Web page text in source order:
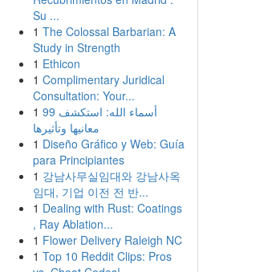
Su ...
1 The Colossal Barbarian: A
Study in Strength
1 Ethicon
1 Complimentary Juridical
Consultation: Your...
1 99 أسماء الله: استكشف
معانيها وتأثيرها
1 Diseño Gráfico y Web: Guía
para Principiantes
1 강남사무실임대와 강남사옥
임대, 기업 이전 전 반...
1 Dealing with Rust: Coatings
, Ray Ablation...
1 Flower Delivery Raleigh NC
1 Top 10 Reddit Clips: Pros